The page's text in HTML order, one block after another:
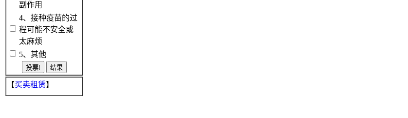
副作用
4、接种疫苗的过
程可能不安全或
太麻烦
5、其他
【买卖租赁】